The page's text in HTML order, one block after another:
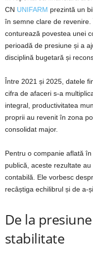
CN UNIFARM prezintă un
în semne clare de
conturează povestea unei
perioadă de presiune și a
disciplină bugetară și
Între 2021 și 2025, datele
cifra de afaceri s-a
integral, productivitatea
proprii au revenit în zona
consolidat major.
Pentru o companie aflată
publică, aceste rezultate
contabilă. Ele vorbesc
recâștiga echilibrul și de a-
De la
stabilitate